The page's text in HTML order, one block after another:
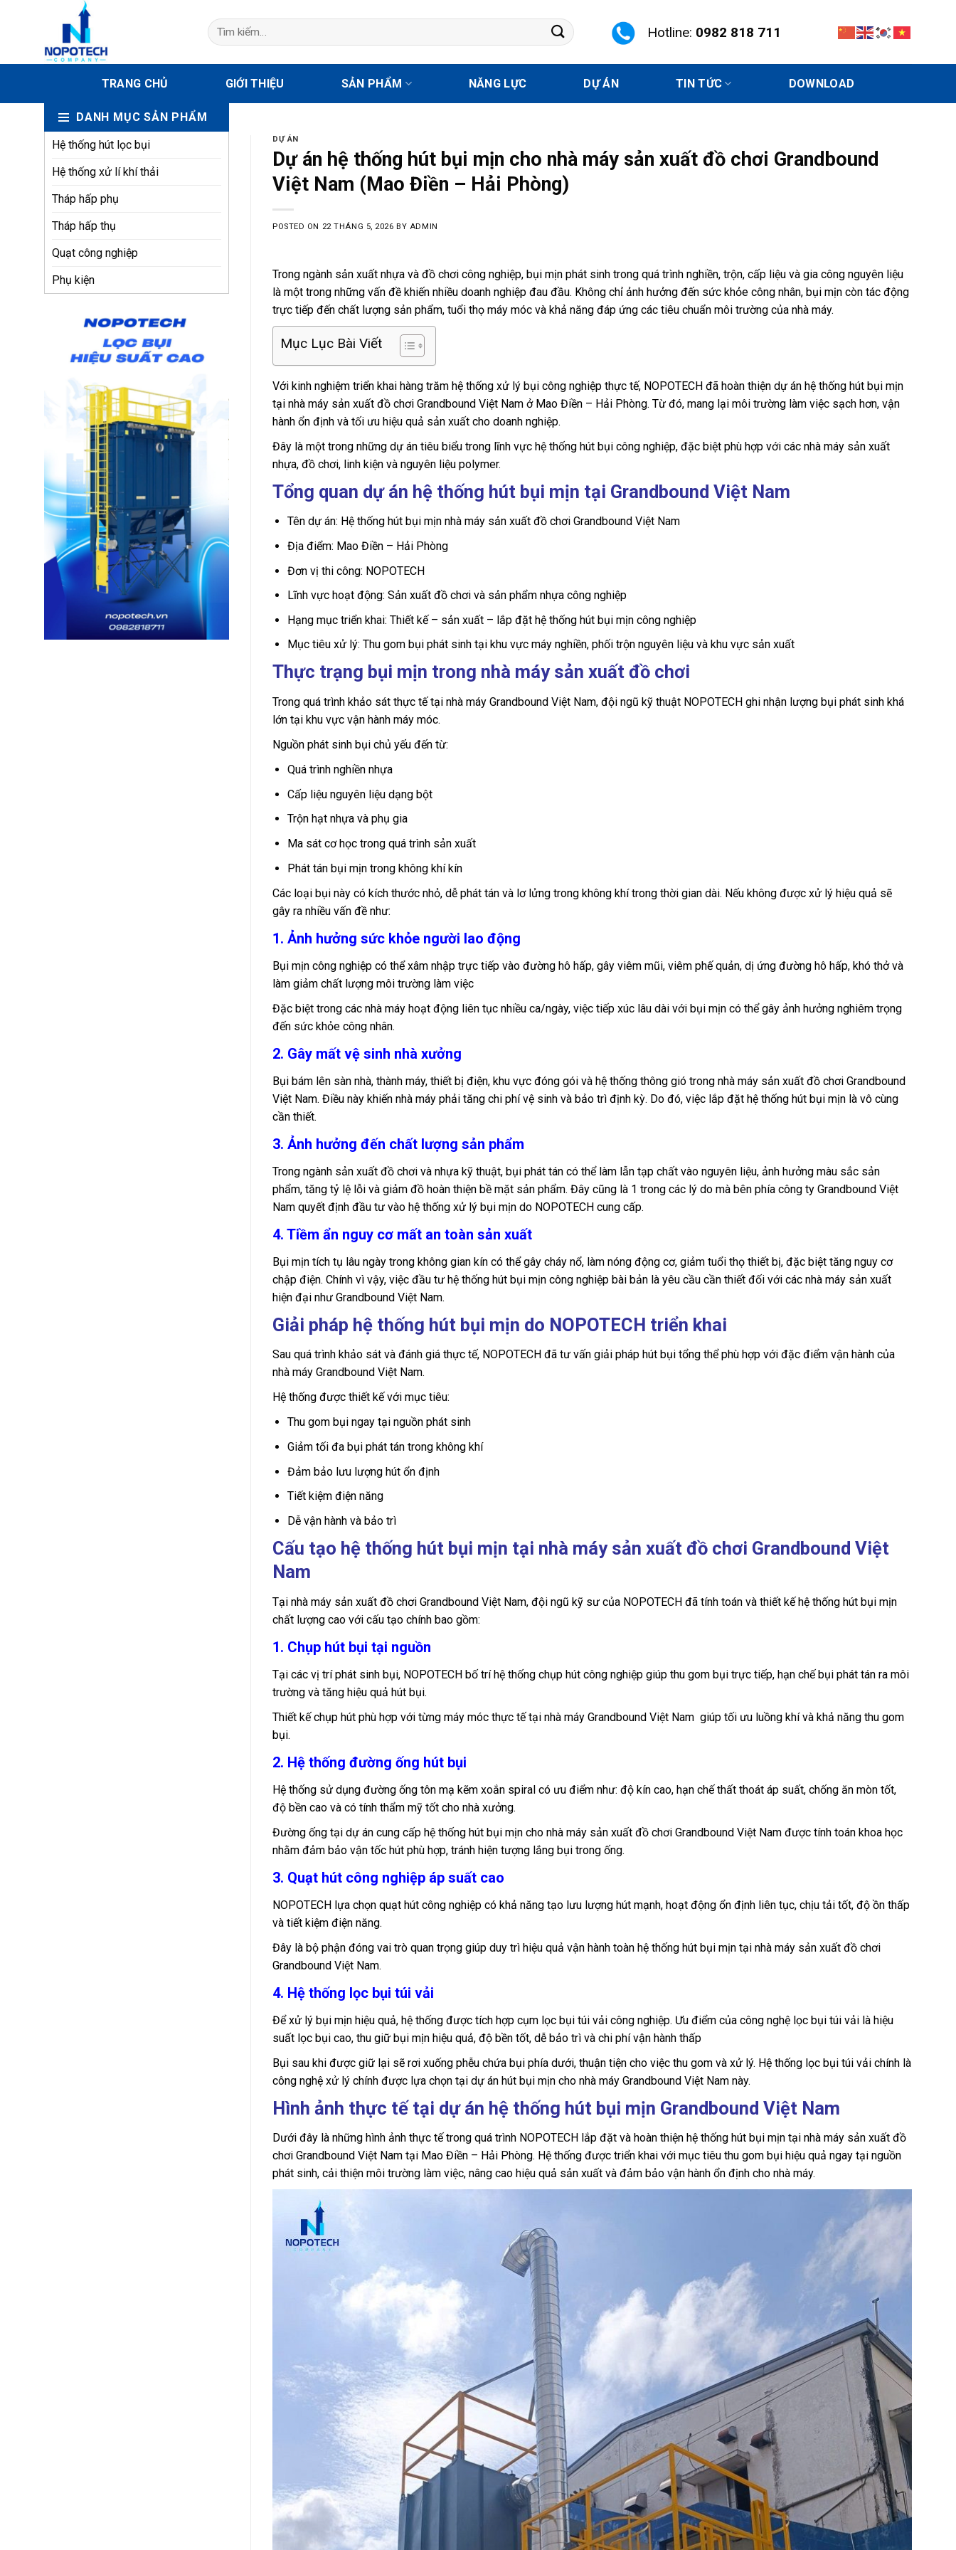
Tìm
kiếm:
Hotline: 0982 818 711
TRANG CHỦ GIỚI THIỆU SẢN PHẨM NĂNG LỰC DỰ ÁN TIN TỨC DOWNLOAD
DANH MỤC SẢN PHẨM
Hệ thống hút lọc bụi
Hệ thống xử lí khí thải
Tháp hấp phụ
Tháp hấp thụ
Quạt công nghiệp
Phụ kiện
DỰ ÁN
Dự án hệ thống hút bụi mịn cho nhà máy sản xuất đồ chơi Grandbound
Việt Nam (Mao Điền – Hải Phòng)
POSTED ON 22 THÁNG 5, 2026 BY ADMIN
Trong ngành sản xuất nhựa và đồ chơi công nghiệp, bụi mịn phát sinh trong quá trình nghiền, trộn, cấp liệu và gia công nguyên liệu
là một trong những vấn đề khiến nhiều doanh nghiệp đau đầu. Không chỉ ảnh hưởng đến sức khỏe công nhân, bụi mịn còn tác động
trực tiếp đến chất lượng sản phẩm, tuổi thọ máy móc và khả năng đáp ứng các tiêu chuẩn môi trường của nhà máy.
Mục Lục Bài Viết
Với kinh nghiệm triển khai hàng trăm hệ thống xử lý bụi công nghiệp thực tế, NOPOTECH đã hoàn thiện dự án hệ thống hút bụi mịn
tại nhà máy sản xuất đồ chơi Grandbound Việt Nam ở Mao Điền – Hải Phòng. Từ đó, mang lại môi trường làm việc sạch hơn, vận
hành ổn định và tối ưu hiệu quả sản xuất cho doanh nghiệp.
Đây là một trong những dự án tiêu biểu trong lĩnh vực hệ thống hút bụi công nghiệp, đặc biệt phù hợp với các nhà máy sản xuất
nhựa, đồ chơi, linh kiện và nguyên liệu polymer.
Tổng quan dự án hệ thống hút bụi mịn tại Grandbound Việt Nam
Tên dự án: Hệ thống hút bụi mịn nhà máy sản xuất đồ chơi Grandbound Việt Nam
Địa điểm: Mao Điền – Hải Phòng
Đơn vị thi công: NOPOTECH
Lĩnh vực hoạt động: Sản xuất đồ chơi và sản phẩm nhựa công nghiệp
Hạng mục triển khai: Thiết kế – sản xuất – lắp đặt hệ thống hút bụi mịn công nghiệp
Mục tiêu xử lý: Thu gom bụi phát sinh tại khu vực máy nghiền, phối trộn nguyên liệu và khu vực sản xuất
Thực trạng bụi mịn trong nhà máy sản xuất đồ chơi
Trong quá trình khảo sát thực tế tại nhà máy Grandbound Việt Nam, đội ngũ kỹ thuật NOPOTECH ghi nhận lượng bụi phát sinh khá
lớn tại khu vực vận hành máy móc.
Nguồn phát sinh bụi chủ yếu đến từ:
Quá trình nghiền nhựa
Cấp liệu nguyên liệu dạng bột
Trộn hạt nhựa và phụ gia
Ma sát cơ học trong quá trình sản xuất
Phát tán bụi mịn trong không khí kín
Các loại bụi này có kích thước nhỏ, dễ phát tán và lơ lửng trong không khí trong thời gian dài. Nếu không được xử lý hiệu quả sẽ
gây ra nhiều vấn đề như:
1. Ảnh hưởng sức khỏe người lao động
Bụi mịn công nghiệp có thể xâm nhập trực tiếp vào đường hô hấp, gây viêm mũi, viêm phế quản, dị ứng đường hô hấp, khó thở và
làm giảm chất lượng môi trường làm việc
Đặc biệt trong các nhà máy hoạt động liên tục nhiều ca/ngày, việc tiếp xúc lâu dài với bụi mịn có thể gây ảnh hưởng nghiêm trọng
đến sức khỏe công nhân.
2. Gây mất vệ sinh nhà xưởng
Bụi bám lên sàn nhà, thành máy, thiết bị điện, khu vực đóng gói và hệ thống thông gió trong nhà máy sản xuất đồ chơi Grandbound
Việt Nam. Điều này khiến nhà máy phải tăng chi phí vệ sinh và bảo trì định kỳ. Do đó, việc lắp đặt hệ thống hút bụi mịn là vô cùng
cần thiết.
3. Ảnh hưởng đến chất lượng sản phẩm
Trong ngành sản xuất đồ chơi và nhựa kỹ thuật, bụi phát tán có thể làm lẫn tạp chất vào nguyên liệu, ảnh hưởng màu sắc sản
phẩm, tăng tỷ lệ lỗi và giảm đồ hoàn thiện bề mặt sản phẩm. Đây cũng là 1 trong các lý do mà bên phía công ty Grandbound Việt
Nam quyết định đầu tư vào hệ thống xử lý bụi mịn do NOPOTECH cung cấp.
4. Tiềm ẩn nguy cơ mất an toàn sản xuất
Bụi mịn tích tụ lâu ngày trong không gian kín có thể gây cháy nổ, làm nóng động cơ, giảm tuổi thọ thiết bị, đặc biệt tăng nguy cơ
chập điện. Chính vì vậy, việc đầu tư hệ thống hút bụi mịn công nghiệp bài bản là yêu cầu cần thiết đối với các nhà máy sản xuất
hiện đại như Grandbound Việt Nam.
Giải pháp hệ thống hút bụi mịn do NOPOTECH triển khai
Sau quá trình khảo sát và đánh giá thực tế, NOPOTECH đã tư vấn giải pháp hút bụi tổng thể phù hợp với đặc điểm vận hành của
nhà máy Grandbound Việt Nam.
Hệ thống được thiết kế với mục tiêu:
Thu gom bụi ngay tại nguồn phát sinh
Giảm tối đa bụi phát tán trong không khí
Đảm bảo lưu lượng hút ổn định
Tiết kiệm điện năng
Dễ vận hành và bảo trì
Cấu tạo hệ thống hút bụi mịn tại nhà máy sản xuất đồ chơi Grandbound Việt
Nam
Tại nhà máy sản xuất đồ chơi Grandbound Việt Nam, đội ngũ kỹ sư của NOPOTECH đã tính toán và thiết kế hệ thống hút bụi mịn
chất lượng cao với cấu tạo chính bao gồm:
1. Chụp hút bụi tại nguồn
Tại các vị trí phát sinh bụi, NOPOTECH bố trí hệ thống chụp hút công nghiệp giúp thu gom bụi trực tiếp, hạn chế bụi phát tán ra môi
trường và tăng hiệu quả hút bụi.
Thiết kế chụp hút phù hợp với từng máy móc thực tế tại nhà máy Grandbound Việt Nam giúp tối ưu luồng khí và khả năng thu gom
bụi.
2. Hệ thống đường ống hút bụi
Hệ thống sử dụng đường ống tôn mạ kẽm xoắn spiral có ưu điểm như: độ kín cao, hạn chế thất thoát áp suất, chống ăn mòn tốt,
độ bền cao và có tính thẩm mỹ tốt cho nhà xưởng.
Đường ống tại dự án cung cấp hệ thống hút bụi mịn cho nhà máy sản xuất đồ chơi Grandbound Việt Nam được tính toán khoa học
nhằm đảm bảo vận tốc hút phù hợp, tránh hiện tượng lắng bụi trong ống.
3. Quạt hút công nghiệp áp suất cao
NOPOTECH lựa chọn quạt hút công nghiệp có khả năng tạo lưu lượng hút mạnh, hoạt động ổn định liên tục, chịu tải tốt, độ ồn thấp
và tiết kiệm điện năng.
Đây là bộ phận đóng vai trò quan trọng giúp duy trì hiệu quả vận hành toàn hệ thống hút bụi mịn tại nhà máy sản xuất đồ chơi
Grandbound Việt Nam.
4. Hệ thống lọc bụi túi vải
Để xử lý bụi mịn hiệu quả, hệ thống được tích hợp cụm lọc bụi túi vải công nghiệp. Ưu điểm của công nghệ lọc bụi túi vải là hiệu
suất lọc bụi cao, thu giữ bụi mịn hiệu quả, độ bền tốt, dễ bảo trì và chi phí vận hành thấp
Bụi sau khi được giữ lại sẽ rơi xuống phễu chứa bụi phía dưới, thuận tiện cho việc thu gom và xử lý. Hệ thống lọc bụi túi vải chính là
công nghệ xử lý chính được lựa chọn tại dự án hút bụi mịn cho nhà máy Grandbound Việt Nam này.
Hình ảnh thực tế tại dự án hệ thống hút bụi mịn Grandbound Việt Nam
Dưới đây là những hình ảnh thực tế trong quá trình NOPOTECH lắp đặt và hoàn thiện hệ thống hút bụi mịn tại nhà máy sản xuất đồ
chơi Grandbound Việt Nam tại Mao Điền – Hải Phòng. Hệ thống được triển khai với mục tiêu thu gom bụi hiệu quả ngay tại nguồn
phát sinh, cải thiện môi trường làm việc, nâng cao hiệu quả sản xuất và đảm bảo vận hành ổn định cho nhà máy.